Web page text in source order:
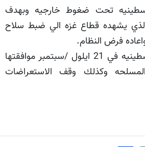
تحت ضغوط خارجيه وبهدف
يشهده قطاع غزه الي ضبط سلاح
فرض النظام.
واعلنت الفصائل الفلسطينيه في 21 ايلول /سبتمبر موافقتها
وكذلك وقف الاستعراضات